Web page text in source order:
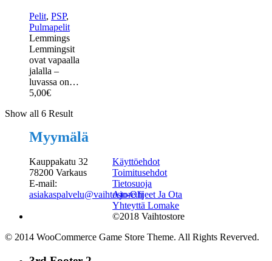
Pelit, PSP,
Pulmapelit
Lemmings
Lemmingsit
ovat vapaalla
jalalla –
luvassa on…
5,00€
Show all 6 Result
Myymälä
Kauppakatu 32
78200 Varkaus
E-mail:
asiakaspalvelu@vaihtostore.fi
Käyttöehdot
Toimitusehdot
Tietosuoja
Ajo-Ohjeet Ja Ota
Yhteyttä Lomake
©2018 Vaihtostore
© 2014 WooCommerce Game Store Theme. All Rights Reverved.